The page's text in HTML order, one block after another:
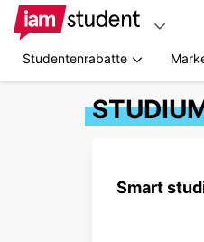
Studentenrabatte
Smart